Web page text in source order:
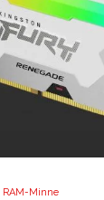
RAM-Minne